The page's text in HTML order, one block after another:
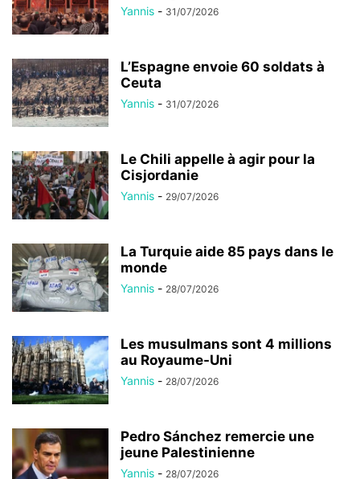
Yannis - 31/07/2026
L’Espagne envoie 60 soldats à
Ceuta
Yannis - 31/07/2026
Le Chili appelle à agir pour la
Cisjordanie
Yannis - 29/07/2026
La Turquie aide 85 pays dans le
monde
Yannis - 28/07/2026
Les musulmans sont 4 millions
au Royaume-Uni
Yannis - 28/07/2026
Pedro Sánchez remercie une
jeune Palestinienne
Yannis - 28/07/2026